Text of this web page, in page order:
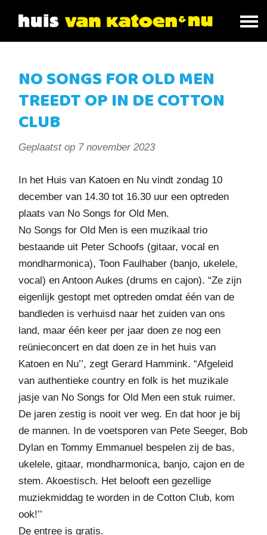
NO SONGS FOR OLD MEN
TREEDT OP IN DE COTTON
CLUB
Geplaatst op 7 november 2023
In het Huis van Katoen en Nu vindt zondag 10
december van 14.30 tot 16.30 uur een optreden
plaats van No Songs for Old Men.
No Songs for Old Men is een muzikaal trio
bestaande uit Peter Schoofs (gitaar, vocal en
mondharmonica), Toon Faulhaber (banjo, ukelele,
vocal) en Antoon Aukes (drums en cajon). “Ze zijn
eigenlijk gestopt met optreden omdat één van de
bandleden is verhuisd naar het zuiden van ons
land, maar één keer per jaar doen ze nog een
reünieconcert en dat doen ze in het huis van
Katoen en Nu’’, zegt Gerard Hammink. “Afgeleid
van authentieke country en folk is het muzikale
jasje van No Songs for Old Men een stuk ruimer.
De jaren zestig is nooit ver weg. En dat hoor je bij
de mannen. In de voetsporen van Pete Seeger, Bob
Dylan en Tommy Emmanuel bespelen zij de bas,
ukelele, gitaar, mondharmonica, banjo, cajon en de
stem. Akoestisch. Het belooft een gezellige
muziekmiddag te worden in de Cotton Club, kom
ook!’’
De entree is gratis.